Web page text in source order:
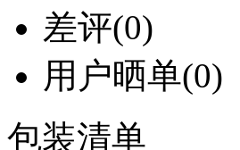
差评(0)
用户晒单(0)
包装清单